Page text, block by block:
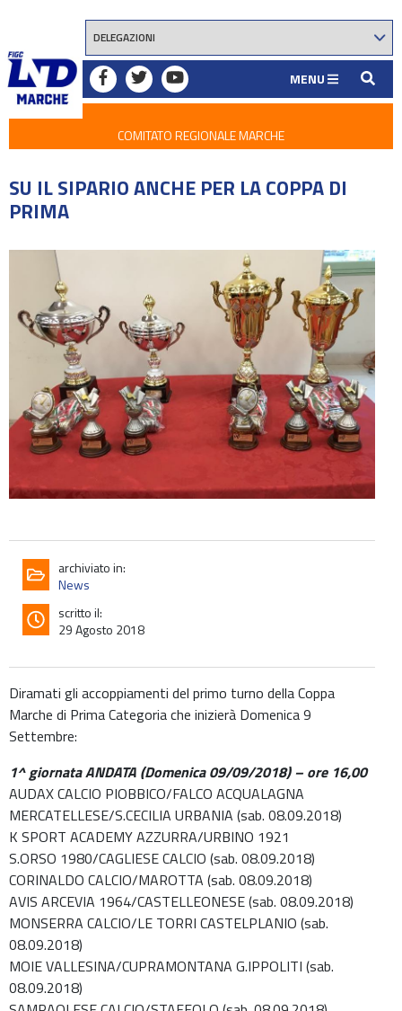
MENU
COMITATO REGIONALE MARCHE
SU IL SIPARIO ANCHE PER LA COPPA DI
PRIMA
archiviato in:
News
scritto il:
29 Agosto 2018
Diramati gli accoppiamenti del primo turno della Coppa
Marche di Prima Categoria che inizierà Domenica 9
Settembre:
1^ giornata ANDATA (Domenica 09/09/2018) – ore 16,00
AUDAX CALCIO PIOBBICO/FALCO ACQUALAGNA
MERCATELLESE/S.CECILIA URBANIA (sab. 08.09.2018)
K SPORT ACADEMY AZZURRA/URBINO 1921
S.ORSO 1980/CAGLIESE CALCIO (sab. 08.09.2018)
CORINALDO CALCIO/MAROTTA (sab. 08.09.2018)
AVIS ARCEVIA 1964/CASTELLEONESE (sab. 08.09.2018)
MONSERRA CALCIO/LE TORRI CASTELPLANIO (sab.
08.09.2018)
MOIE VALLESINA/CUPRAMONTANA G.IPPOLITI (sab.
08.09.2018)